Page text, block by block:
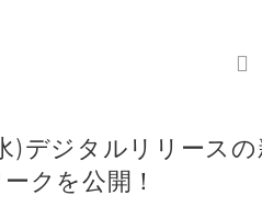
)デジタルリリース
クを公開！